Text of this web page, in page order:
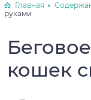
Главная
руками
кошек